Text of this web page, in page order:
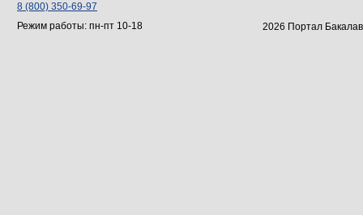
8 (800) 350-69-97
Режим работы: пн-пт 10-18
2026 Портал